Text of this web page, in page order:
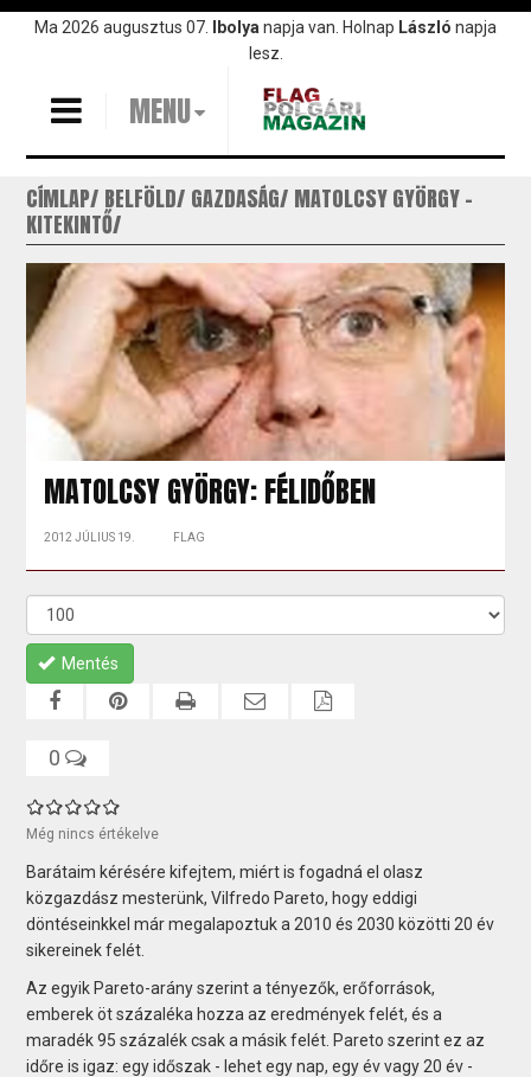
UgrásMa 2026 augusztus 07. Ibolya napja van. Holnap László napja
lesz.
MENU
CÍMLAP BELFÖLD GAZDASÁG MATOLCSY GYÖRGY -
KITEKINTŐ
MATOLCSY GYÖRGY: FÉLIDŐBEN
2012 JÚLIUS 19. FLAG
Mentés
0
Még nincs értékelve
Barátaim kérésére kifejtem, miért is fogadná el olasz
közgazdász mesterünk, Vilfredo Pareto, hogy eddigi
döntéseinkkel már megalapoztuk a 2010 és 2030 közötti 20 év
sikereinek felét.
Az egyik Pareto-arány szerint a tényezők, erőforrások,
emberek öt százaléka hozza az eredmények felét, és a
maradék 95 százalék csak a másik felét. Pareto szerint ez az
időre is igaz: egy időszak - lehet egy nap, egy év vagy 20 év -